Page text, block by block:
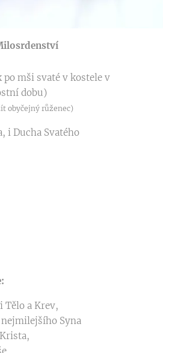
po mši svaté v kostele v
dobu)
obyčejný růženec)
i Ducha Svatého
Tělo a Krev,
Syna